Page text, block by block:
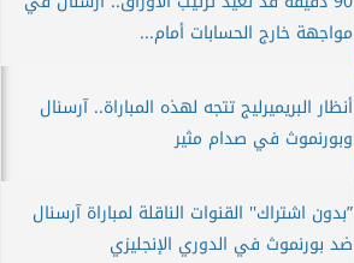
مواجهة خارج الحسابات أمام...
أنظار البريميرليج تتجه لهذه المباراة.. آرسنال
وبورنموث في صدام مثير
”بدون اشتراك'' القنوات الناقلة لمباراة آرسنال
ضد بورنموث في الدوري الإنجليزي